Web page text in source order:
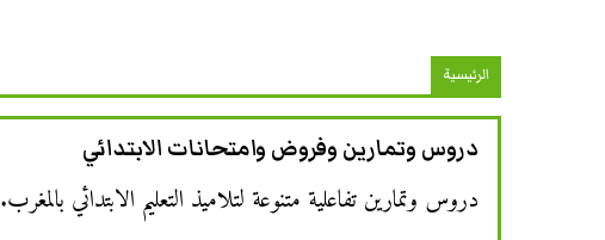
الرئيسية
دروس وتمارين وفروض وامتحانات الابتدائي
دروس وتمارين تفاعلية متنوعة لتلاميذ التعليم الابتدائي بالمغرب.